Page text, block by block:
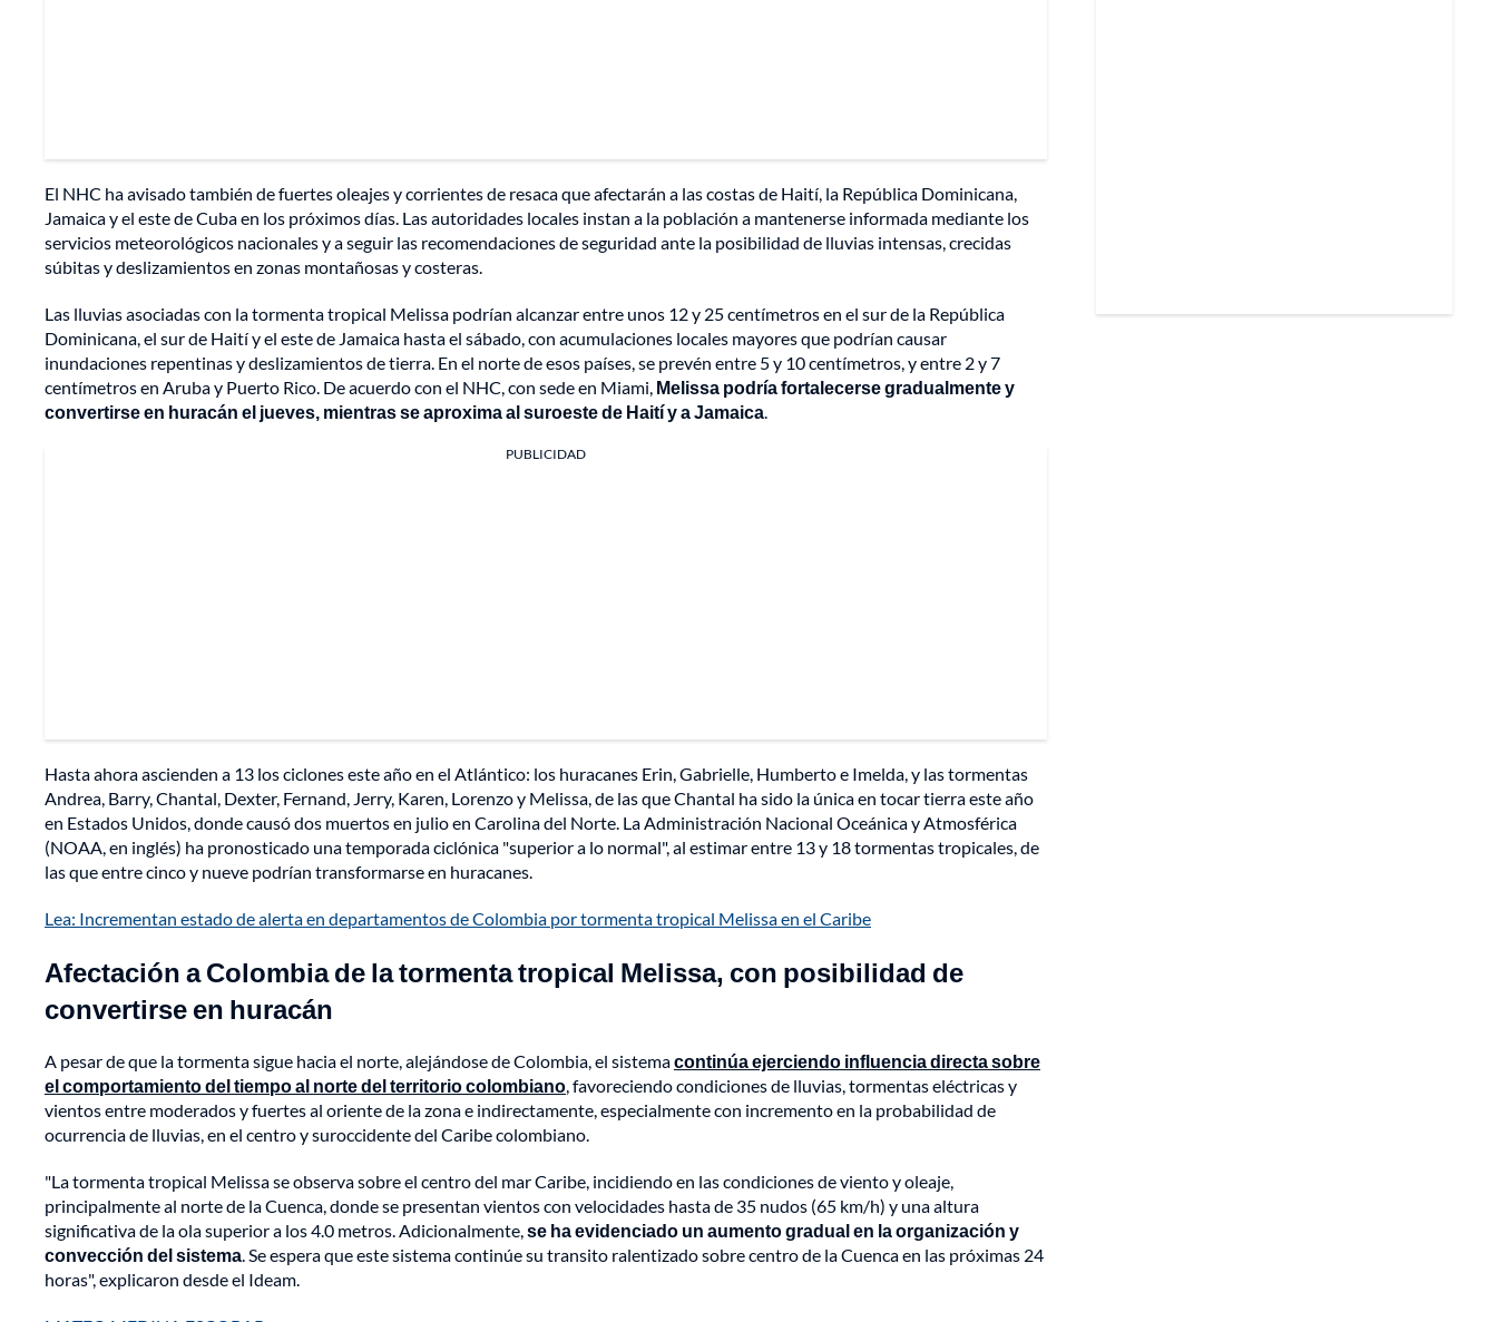
El NHC ha avisado también de fuertes oleajes y corrientes de resaca que afectarán a las costas de Haití, la República Dominicana,
Jamaica y el este de Cuba en los próximos días. Las autoridades locales instan a la población a mantenerse informada mediante los
servicios meteorológicos nacionales y a seguir las recomendaciones de seguridad ante la posibilidad de lluvias intensas, crecidas
súbitas y deslizamientos en zonas montañosas y costeras.
Las lluvias asociadas con la tormenta tropical Melissa podrían alcanzar entre unos 12 y 25 centímetros en el sur de la República
Dominicana, el sur de Haití y el este de Jamaica hasta el sábado, con acumulaciones locales mayores que podrían causar
inundaciones repentinas y deslizamientos de tierra. En el norte de esos países, se prevén entre 5 y 10 centímetros, y entre 2 y 7
centímetros en Aruba y Puerto Rico. De acuerdo con el NHC, con sede en Miami, Melissa podría fortalecerse gradualmente y
convertirse en huracán el jueves, mientras se aproxima al suroeste de Haití y a Jamaica.
PUBLICIDAD
Hasta ahora ascienden a 13 los ciclones este año en el Atlántico: los huracanes Erin, Gabrielle, Humberto e Imelda, y las tormentas
Andrea, Barry, Chantal, Dexter, Fernand, Jerry, Karen, Lorenzo y Melissa, de las que Chantal ha sido la única en tocar tierra este año
en Estados Unidos, donde causó dos muertos en julio en Carolina del Norte. La Administración Nacional Oceánica y Atmosférica
(NOAA, en inglés) ha pronosticado una temporada ciclónica "superior a lo normal", al estimar entre 13 y 18 tormentas tropicales, de
las que entre cinco y nueve podrían transformarse en huracanes.
Lea: Incrementan estado de alerta en departamentos de Colombia por tormenta tropical Melissa en el Caribe
Afectación a Colombia de la tormenta tropical Melissa, con posibilidad de
convertirse en huracán
A pesar de que la tormenta sigue hacia el norte, alejándose de Colombia, el sistemacontinúa ejerciendo influencia directa sobre
el comportamiento del tiempo al norte del territorio colombiano, favoreciendo condiciones de lluvias, tormentas eléctricas y
vientos entre moderados y fuertes al oriente de la zona e indirectamente, especialmente con incremento en la probabilidad de
ocurrencia de lluvias, en el centro y suroccidente del Caribe colombiano.
"La tormenta tropical Melissa se observa sobre el centro del mar Caribe, incidiendo en las condiciones de viento y oleaje,
principalmente al norte de la Cuenca, donde se presentan vientos con velocidades hasta de 35 nudos (65 km/h) y una altura
significativa de la ola superior a los 4.0 metros. Adicionalmente,se ha evidenciado un aumento gradual en la organización y
convección del sistema. Se espera que este sistema continúe su transito ralentizado sobre centro de la Cuenca en las próximas 24
horas", explicaron desde el Ideam.